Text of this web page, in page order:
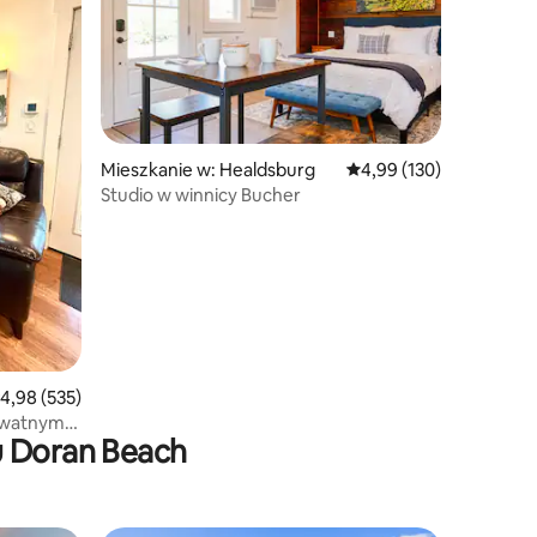
ocena: 4,98 na 5, liczba recenzji: 535
4,98 (535)
Mieszkanie w: Healdsburg Średnia ocena: 4,99
4,99 (130)
Studio w winnicy Bucher
Beach